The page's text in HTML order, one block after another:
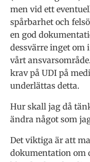
men vid ett
spårbarhet och
en god
dessvärre inget om
vårt
krav på UDI på
underlättas detta.
Hur skall jag då
ändra något som
Det viktiga är att
dokumentation om